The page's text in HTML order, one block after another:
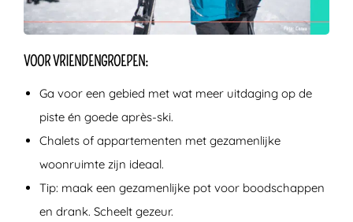
VOOR VRIENDENGROEPEN:
Ga voor een gebied met wat meer uitdaging op de
piste én goede après-ski.
Chalets of appartementen met gezamenlijke
woonruimte zijn ideaal.
Tip: maak een gezamenlijke pot voor boodschappen
en drank. Scheelt gezeur.